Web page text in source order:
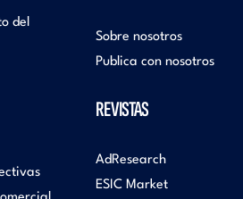
del
Sobre nosotros
Publica con nosotros
REVISTAS
AdResearch
ESIC Market